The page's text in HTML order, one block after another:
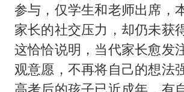
参与，仅学生和老师出席，
家长的社交压力，却仍未获
这恰恰说明，当代家长愈发
观意愿，不再将自己的想法